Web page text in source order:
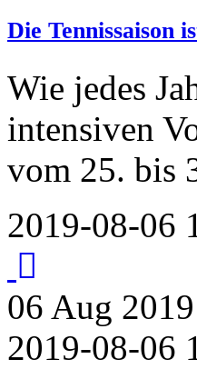
Die Tennissaison
Wie jedes
intensiven
vom 25. bis
2019-08-06
06 Aug 2019
2019-08-06